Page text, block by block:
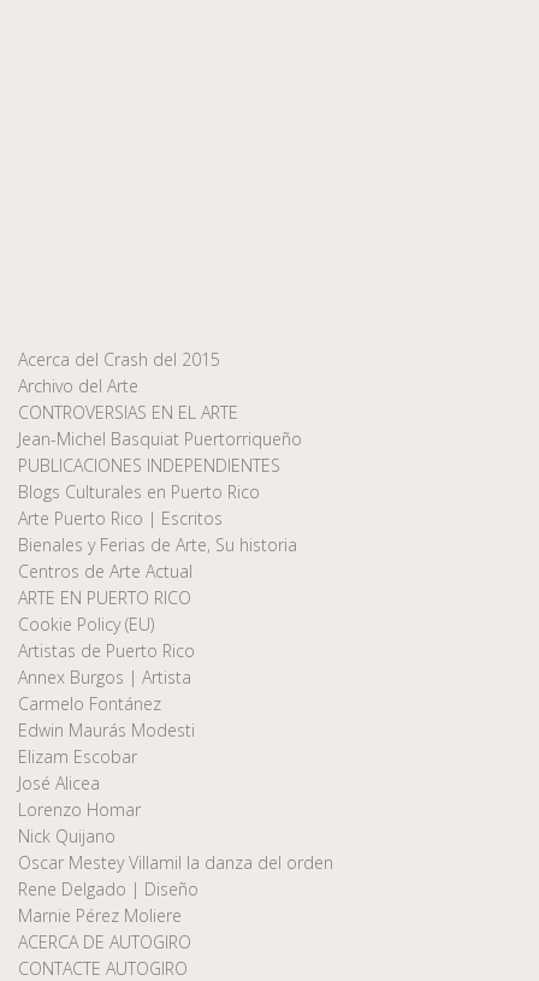
Acerca del Crash del 2015
Archivo del Arte
CONTROVERSIAS EN EL ARTE
Jean-Michel Basquiat Puertorriqueño
PUBLICACIONES INDEPENDIENTES
Blogs Culturales en Puerto Rico
Arte Puerto Rico | Escritos
Bienales y Ferias de Arte, Su historia
Centros de Arte Actual
ARTE EN PUERTO RICO
Cookie Policy (EU)
Artistas de Puerto Rico
Annex Burgos | Artista
Carmelo Fontánez
Edwin Maurás Modesti
Elizam Escobar
José Alicea
Lorenzo Homar
Nick Quijano
Oscar Mestey Villamil la danza del orden
Rene Delgado | Diseño
Marnie Pérez Moliere
ACERCA DE AUTOGIRO
CONTACTE AUTOGIRO